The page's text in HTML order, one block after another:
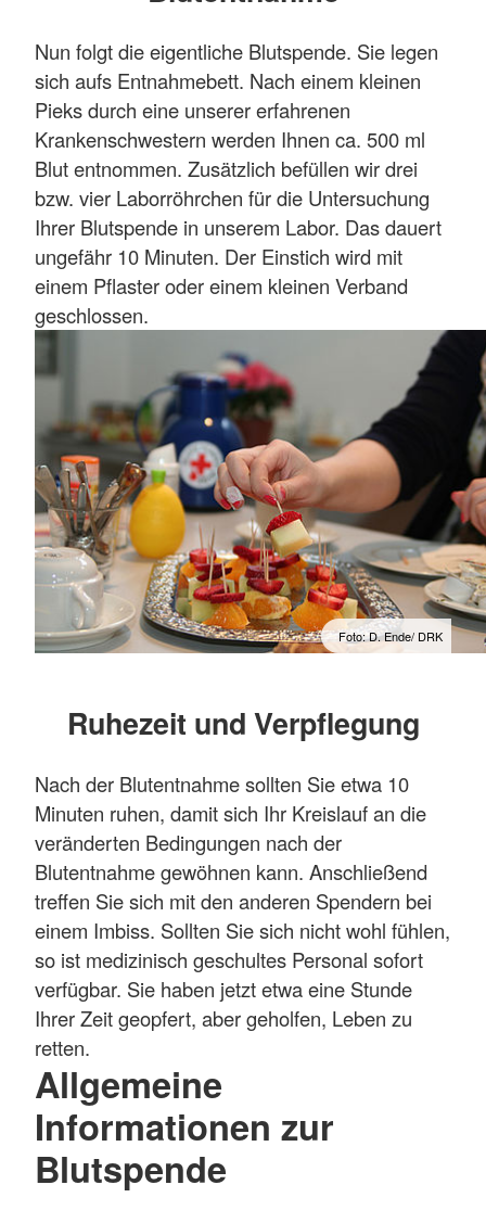
Nun folgt die eigentliche Blutspende. Sie legen
sich aufs Entnahmebett. Nach einem kleinen
Pieks durch eine unserer erfahrenen
Krankenschwestern werden Ihnen ca. 500 ml
Blut entnommen. Zusätzlich befüllen wir drei
bzw. vier Laborröhrchen für die Untersuchung
Ihrer Blutspende in unserem Labor. Das dauert
ungefähr 10 Minuten. Der Einstich wird mit
einem Pflaster oder einem kleinen Verband
geschlossen.
Foto: D. Ende/ DRK
Ruhezeit und Verpflegung
Nach der Blutentnahme sollten Sie etwa 10
Minuten ruhen, damit sich Ihr Kreislauf an die
veränderten Bedingungen nach der
Blutentnahme gewöhnen kann. Anschließend
treffen Sie sich mit den anderen Spendern bei
einem Imbiss. Sollten Sie sich nicht wohl fühlen,
so ist medizinisch geschultes Personal sofort
verfügbar. Sie haben jetzt etwa eine Stunde
Ihrer Zeit geopfert, aber geholfen, Leben zu
retten.
Allgemeine
Informationen zur
Blutspende